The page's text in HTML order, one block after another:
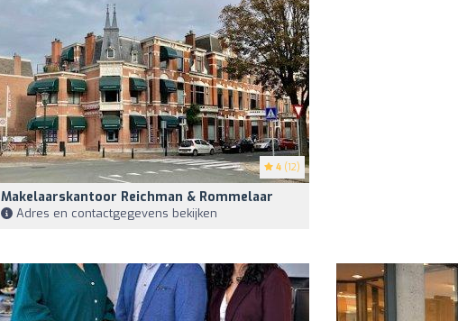
4 (12)
Makelaarskantoor Reichman & Rommelaar
Adres en contactgegevens bekijken